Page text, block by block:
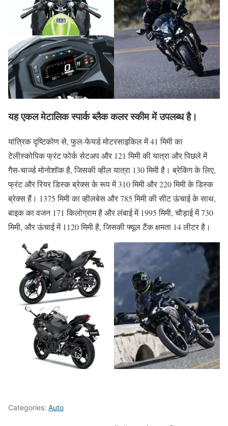
यह एकल मेटालिक स्पार्क ब्लैक कलर स्कीम में उपलब्ध है।
यांत्रिक दृष्टिकोण से, फुल-फेयर्ड मोटरसाइकिल में 41 मिमी का
टेलीस्कोपिक फ्रंट फोर्क सेटअप और 121 मिमी की यात्रा और पिछले में
गैस-चार्ज्ड मोनोशॉक है, जिसकी व्हील यात्रा 130 मिमी है। ब्रेकिंग के लिए,
फ्रंट और रियर डिस्क ब्रेक्स के रूप में 310 मिमी और 220 मिमी के डिस्क
ब्रेक्स हैं। 1375 मिमी का व्हीलबेस और 785 मिमी की सीट ऊंचाई के साथ,
बाइक का वजन 171 किलोग्राम है और लंबाई में 1995 मिमी, चौड़ाई में 730
मिमी, और ऊंचाई में 1120 मिमी है, जिसकी फ्यूल टैंक क्षमता 14 लीटर है।
Categories: Auto